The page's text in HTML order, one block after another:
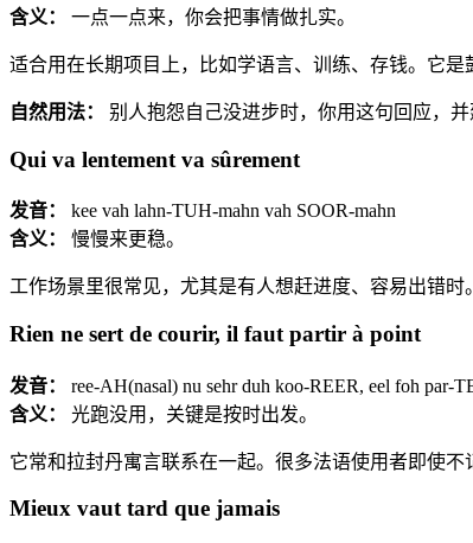
含义：
一点一点来，你会把事情做扎实。
适合用在长期项目上，比如学语言、训练、存钱。它是
自然用法： 别人抱怨自己没进步时，你用这句回应，并
Qui va lentement va sûrement
发音：
kee vah lahn-TUH-mahn vah SOOR-mahn
含义：
慢慢来更稳。
工作场景里很常见，尤其是有人想赶进度、容易出错时
Rien ne sert de courir, il faut partir à point
发音：
ree-AH(nasal) nu sehr duh koo-REER, eel foh par-
含义：
光跑没用，关键是按时出发。
它常和拉封丹寓言联系在一起。很多法语使用者即使
Mieux vaut tard que jamais